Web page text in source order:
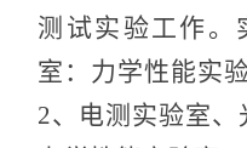
测试实验工作。
室：力学性能实
2、电测实验室